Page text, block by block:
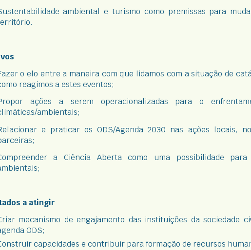
ambiental e turismo como premissas para
o elo entre a maneira com que lidamos com a situação de
reagimos a estes eventos;
ações a serem operacionalizadas para o
ambientais;
e praticar os ODS/Agenda 2030 nas ações locais,
a Ciência Aberta como uma possibilidade
a atingir
mecanismo de engajamento das instituições da sociedade
ODS;
ircapacidades e contribuir para formação de recursos